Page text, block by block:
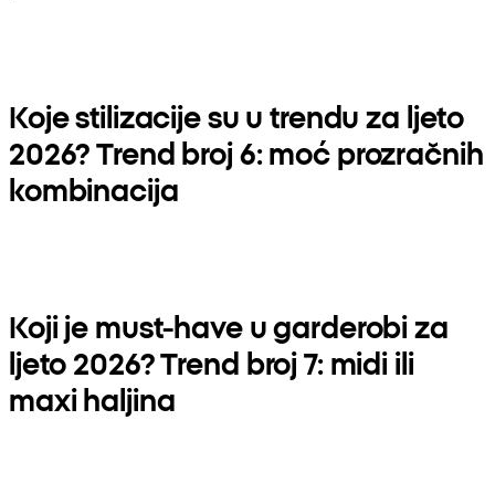
Koje stilizacije su u trendu za ljeto
2026? Trend broj 6: moć prozračnih
kombinacija
Koji je must-have u garderobi za
ljeto 2026? Trend broj 7: midi ili
maxi haljina